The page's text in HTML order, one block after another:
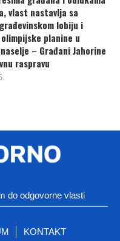
vlast nastavlja sa
lobiju i
planine u
– Građani Jahorine
raspravu
do odgovorne vlasti
KONTAKT